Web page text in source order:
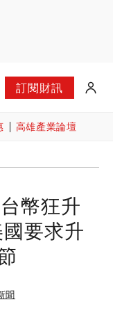
訂閱財訊
高雄產業論壇
幣狂升
要求升
聞